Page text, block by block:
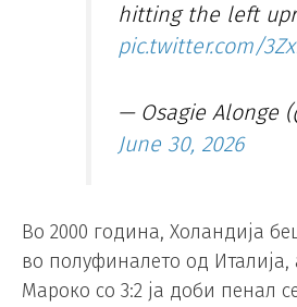
hitting the left
pic.twitter.com/
— Osagie Alonge
June 30, 2026
Во 2000 година, Холандија
во полуфиналето од Италија,
Мароко со 3:2 ја доби пенал